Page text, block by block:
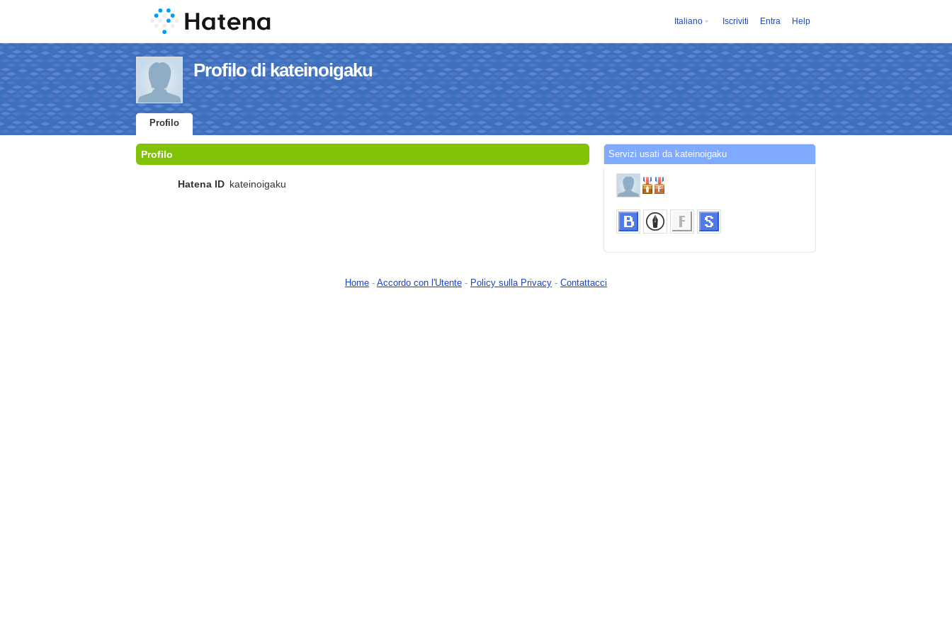
Italiano Iscriviti Entra Help
Profilo di kateinoigaku
Profilo
Profilo
Hatena ID kateinoigaku
Servizi usati da kateinoigaku
Home - Accordo con l'Utente - Policy sulla Privacy - Contattacci